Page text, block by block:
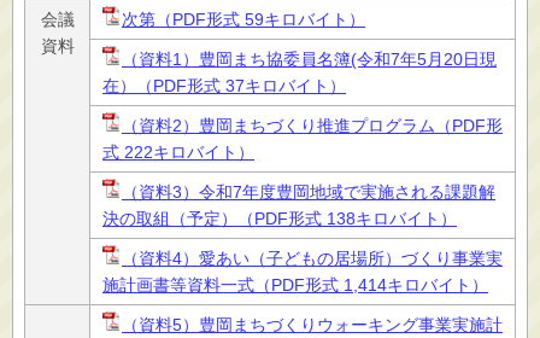
会議
資料
次第（PDF形式 59キロバイト）
（資料1）豊岡まち協委員名簿(令和7年5月20日現
在）（PDF形式 37キロバイト）
（資料2）豊岡まちづくり推進プログラム（PDF形
式 222キロバイト）
（資料3）令和7年度豊岡地域で実施される課題解
決の取組（予定）（PDF形式 138キロバイト）
（資料4）愛あい（子どもの居場所）づくり事業実
施計画書等資料一式（PDF形式 1,414キロバイト）
（資料5）豊岡まちづくりウォーキング事業実施計